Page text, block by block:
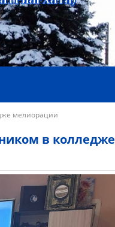
мелиорации
в колледже